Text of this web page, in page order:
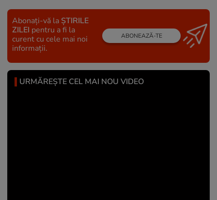
Abonați-vă la ȘTIRILE
ZILEI pentru a fi la
curent cu cele mai noi
informații.
ABONEAZĂ-TE
URMĂREȘTE CEL MAI NOU VIDEO